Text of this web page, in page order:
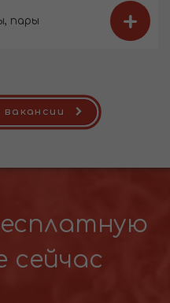
пары +
сейчас